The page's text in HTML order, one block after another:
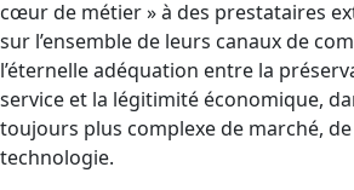
externalisée
cœur de métier » à des prestataires
sur l’ensemble de leurs canaux de
l’éternelle adéquation entre la
service et la légitimité économique,
toujours plus complexe de marché,
technologie.